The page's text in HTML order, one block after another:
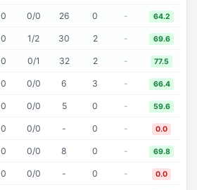
0 0/0 26 0 - 64.2
0 1/2 30 2 - 69.6
0 0/1 32 2 - 77.5
0 0/0 6 3 - 66.4
0 0/0 5 0 - 59.6
0 0/0 - 0 - 0.0
0 0/0 8 0 - 69.8
0 0/0 - 0 - 0.0